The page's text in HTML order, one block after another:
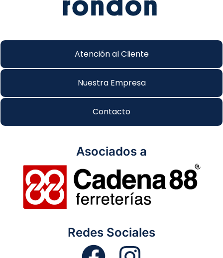
Atención al Cliente
Nuestra Empresa
Contacto
Asociados a
Redes Sociales